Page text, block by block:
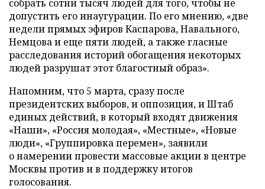
собрать сотни тысяч людей для того, чтобы не
допустить его инаугурации. По его мнению, «две
недели прямых эфиров Каспарова, Навального,
Немцова и еще пяти людей, а также гласные
расследования историй обогащения некоторых
людей разрушат этот благостный образ».
Напомним, что 5 марта, сразу после
президентских выборов, и оппозиция, и Штаб
единых действий, в который входят движения
«Наши», «Россия молодая», «Местные», «Новые
люди», «Группировка перемен», заявили
о намерении провести массовые акции в центре
Москвы против и в поддержку итогов
голосования.